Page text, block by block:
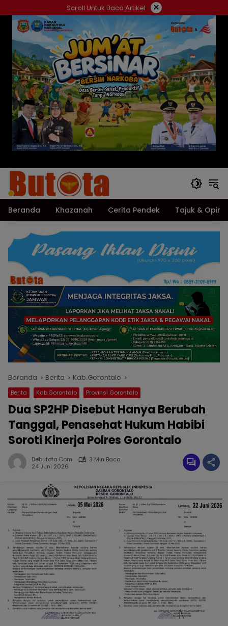
ke
konten
Scroll Untuk Baca Artikel ×
Beranda Khazanah Cerita Pendek Tajuk & Opini
Beranda Berita Kab.Gorontalo
Berita Kab.Gorontalo Provinsi Gorontalo
Dua SP2HP Disebut Hanya Berubah
Tanggal, Penasehat Hukum Habibi
Soroti Kinerja Polres Gorontalo
Debutota.com
3 Min Baca
24 Juni 2026